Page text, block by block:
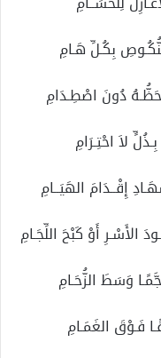
بِكُـلِّ هَـامِ
دُونَ اصْطِـدَامِ
لاَ احْتِـرَامِ
إِقْــدَامَ الهَيَــامِ
أَوْ كَبْحَ اللِّجَـامِ
وَسَطَ الزُّحَـامِ
فَـوْقَ الغَمَـامِ